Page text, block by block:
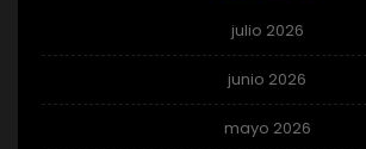
julio 2026
junio 2026
mayo 2026